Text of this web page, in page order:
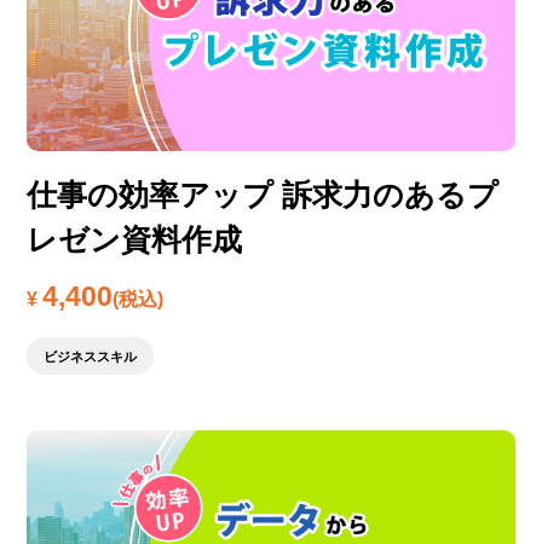
仕事の効率アップ 訴求力のあるプ
レゼン資料作成
¥4,400(税込)
ビジネススキル